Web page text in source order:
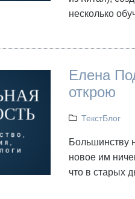
несколько
Елена
открою
ТекстБлог
Большинству
новое им
что в старых